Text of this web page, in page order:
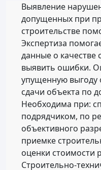
Выявление
допущенных при
строительстве
Экспертиза
данные о качестве
выявить ошибки.
упущенную выгоду
сдачи объекта по
Необходима при:
подрядчиком, по
объективного
приемке
оценки стоимости
Строительно-